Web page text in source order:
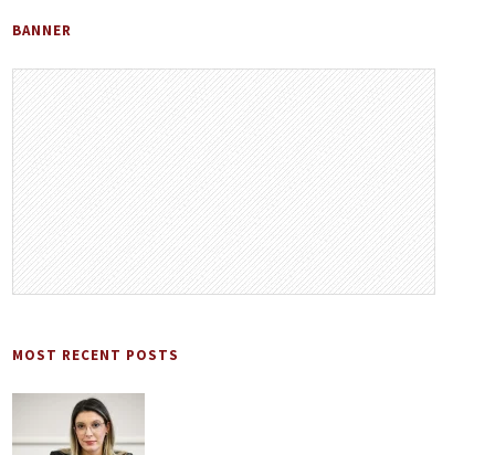
BANNER
MOST RECENT POSTS